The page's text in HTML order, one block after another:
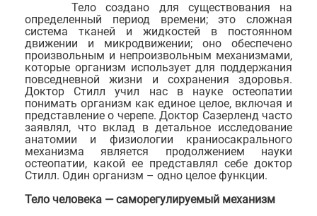
Тело создано для существования на
определенный период времени; это сложная
система тканей и жидкостей в постоянном
движении и микродвижении; оно обеспечено
произвольным и непроизвольным механизмами,
которые организм использует для поддержания
повседневной жизни и сохранения здоровья.
Доктор Стилл учил нас в науке остеопатии
понимать организм как единое целое, включая и
представление о черепе. Доктор Сазерленд часто
заявлял, что вклад в детальное исследование
анатомии и физиологии краниосакрального
механизма является продолжением науки
остеопатии, какой ее представлял себе доктор
Стилл. Один организм – одно целое функции.
Тело человека — саморегулируемый механизм